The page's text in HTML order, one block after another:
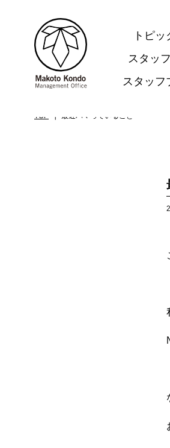
トピッ
スタッ
スタッフ
TOP 最近ハマっていること